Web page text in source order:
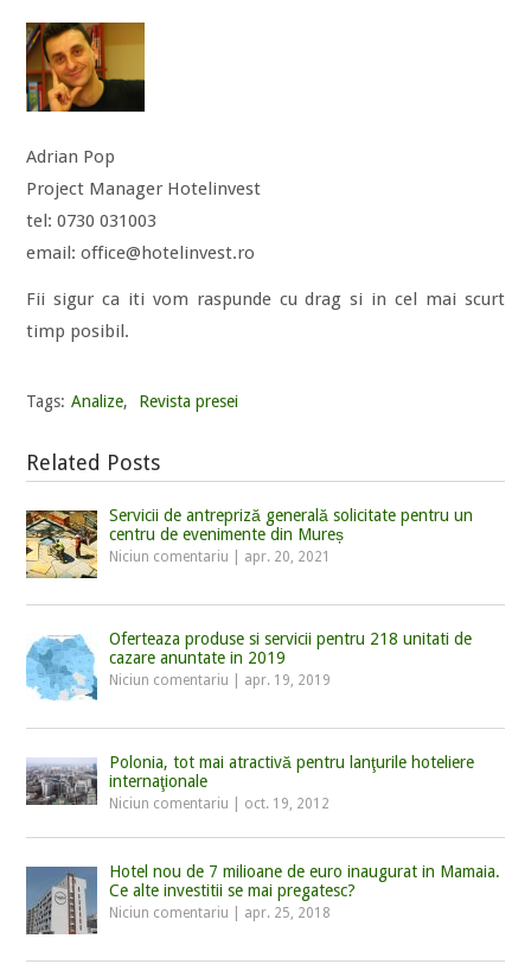
Adrian Pop
Project Manager Hotelinvest
tel: 0730 031003
email: office@hotelinvest.ro
Fii sigur ca iti vom raspunde cu drag si in cel mai scurt
timp posibil.
Tags: Analize, Revista presei
Related Posts
Servicii de antrepriză generală solicitate pentru un
centru de evenimente din Mureș
Niciun comentariu apr. 20, 2021
Oferteaza produse si servicii pentru 218 unitati de
cazare anuntate in 2019
Niciun comentariu apr. 19, 2019
Polonia, tot mai atractivă pentru lanţurile hoteliere
internaţionale
Niciun comentariu oct. 19, 2012
Hotel nou de 7 milioane de euro inaugurat in Mamaia.
Ce alte investitii se mai pregatesc?
Niciun comentariu apr. 25, 2018